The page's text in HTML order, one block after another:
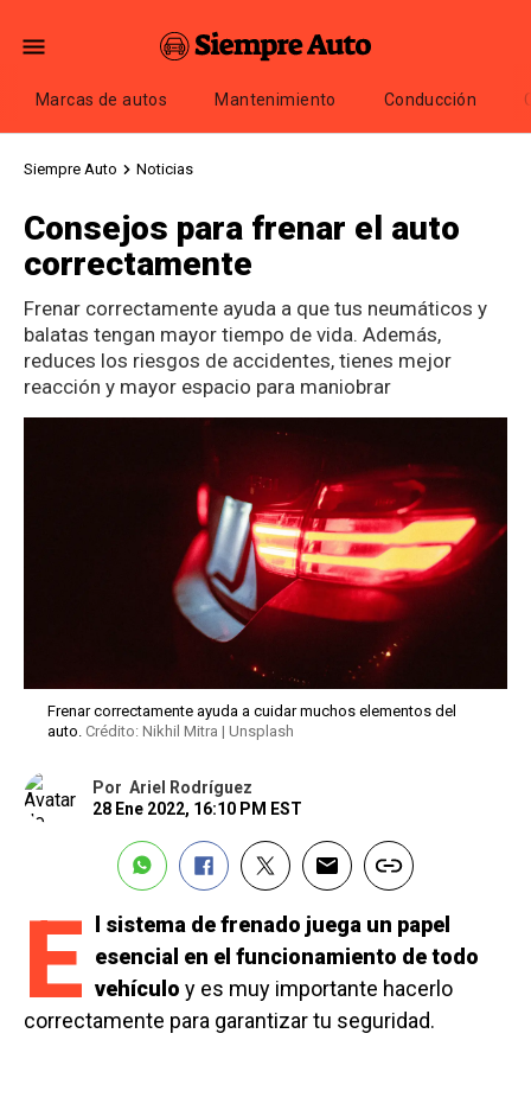
Marcas de autos Mantenimiento Conducción
Siempre Auto Noticias
Consejos para frenar el auto
correctamente
Frenar correctamente ayuda a que tus neumáticos y
balatas tengan mayor tiempo de vida. Además,
reduces los riesgos de accidentes, tienes mejor
reacción y mayor espacio para maniobrar
Frenar correctamente ayuda a cuidar muchos elementos del
auto. Crédito: Nikhil Mitra | Unsplash
Por Ariel Rodríguez
28 Ene 2022, 16:10 PM EST
E
l sistema de frenado juega un papel
esencial en el funcionamiento de todo
vehículo y es muy importante hacerlo
correctamente para garantizar tu seguridad.